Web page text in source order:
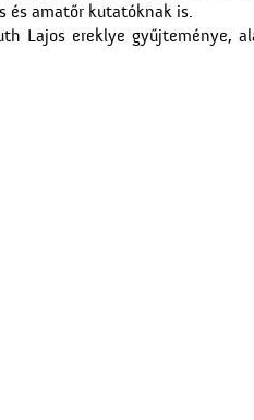
és amatőr kutatóknak is.
Lajos ereklye